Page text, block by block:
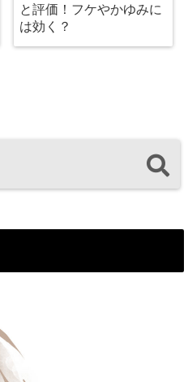
と評価！フケやかゆみに
は効く？